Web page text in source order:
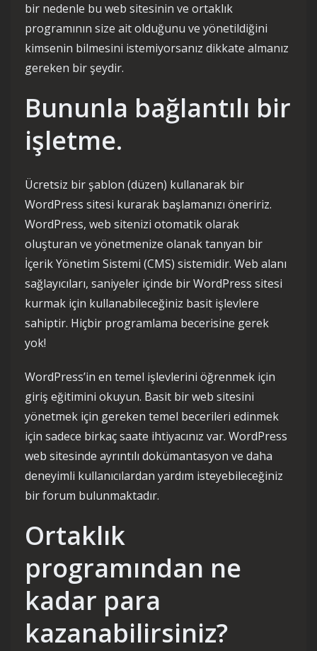
bir nedenle bu web sitesinin ve ortaklık
programının size ait olduğunu ve yönetildiğini
kimsenin bilmesini istemiyorsanız dikkate almanız
gereken bir şeydir.
Bununla bağlantılı bir
işletme.
Ücretsiz bir şablon (düzen) kullanarak bir
WordPress sitesi kurarak başlamanızı öneririz.
WordPress, web sitenizi otomatik olarak
oluşturan ve yönetmenize olanak tanıyan bir
İçerik Yönetim Sistemi (CMS) sistemidir. Web alanı
sağlayıcıları, saniyeler içinde bir WordPress sitesi
kurmak için kullanabileceğiniz basit işlevlere
sahiptir. Hiçbir programlama becerisine gerek
yok!
WordPress’in en temel işlevlerini öğrenmek için
giriş eğitimini okuyun. Basit bir web sitesini
yönetmek için gereken temel becerileri edinmek
için sadece birkaç saate ihtiyacınız var. WordPress
web sitesinde ayrıntılı dokümantasyon ve daha
deneyimli kullanıcılardan yardım isteyebileceğiniz
bir forum bulunmaktadır.
Ortaklık
programından ne
kadar para
kazanabilirsiniz?